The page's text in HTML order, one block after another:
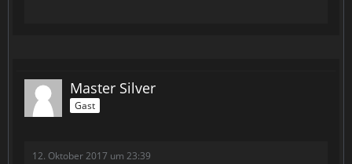
Master Silver
Gast
12. Oktober 2017 um 23:39